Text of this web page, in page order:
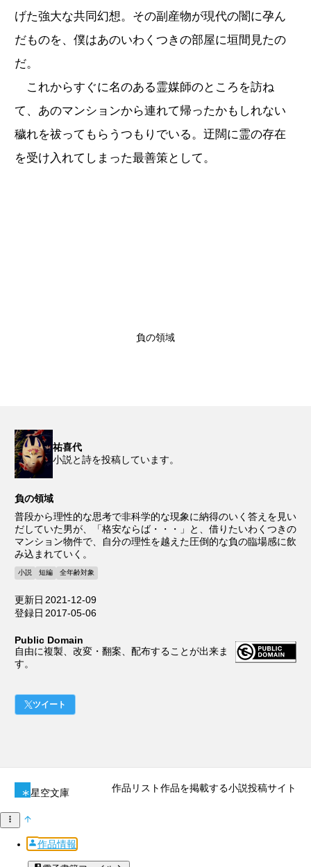
げた強大な共同幻想。その副産物が現代の闇に孕ん
だものを、僕はあのいわくつきの部屋に垣間見たの
だ。
これからすぐに名のある霊媒師のところを訪ね
て、あのマンションから連れて帰ったかもしれない
穢れを祓ってもらうつもりでいる。迂闊に霊の存在
を受け入れてしまった最善策として。
負の領域
祐喜代
小説と詩を投稿しています。
負の領域
普段から理性的な思考で非科学的な現象に納得のいく答えを見い
だしていた男が、「格安ならば・・・」と、借りたいわくつきの
マンション物件で、自分の理性を越えた圧倒的な負の臨場感に飲
み込まれていく。
小説 短編 全年齢対象
更新日 2021-12-09
登録日 2017-05-06
Public Domain
自由に複製、改変・翻案、配布することが出来ま
す。
ツイート
星空文庫 作品リスト作品を掲載する小説投稿サイト
作品情報